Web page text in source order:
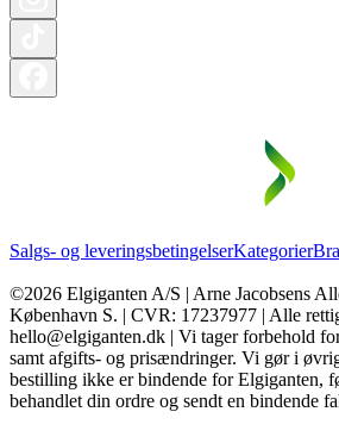
Salgs- og leveringsbetingelserKategorier
©2026 Elgiganten A/S | Arne Jacobsens
København S. | CVR: 17237977 | Alle
hello@elgiganten.dk | Vi tager forbehold
samt afgifts- og prisændringer. Vi gør i
bestilling ikke er bindende for Elgiganten,
behandlet din ordre og sendt en bindende